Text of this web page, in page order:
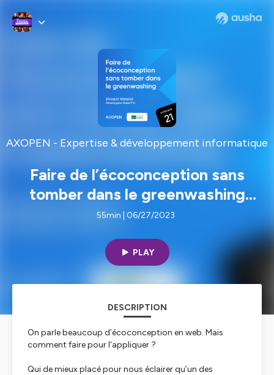
AXOPEN - Expertise & développement informatique
Faire de l’écoconception sans
tomber dans le greenwashing
avec Vincent Vatelot, technophile
passionné et engagé autour de
l’outil EcoIndex
55min | 06/27/2023
PLAY
DESCRIPTION
On parle beaucoup d’écoconception en web. Mais
comment faire pour l'appliquer ?
Qui de mieux placé pour nous éclairer qu’un des